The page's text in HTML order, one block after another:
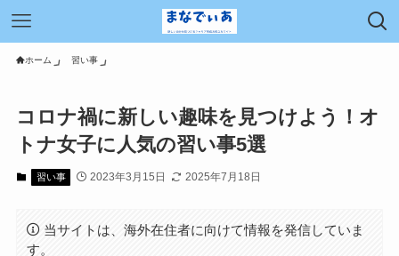
ホーム 習い事
コロナ禍に新しい趣味を見つけよう！オ
トナ女子に人気の習い事5選
習い事 2023年3月15日 2025年7月18日
当サイトは、海外在住者に向けて情報を発信していま
す。